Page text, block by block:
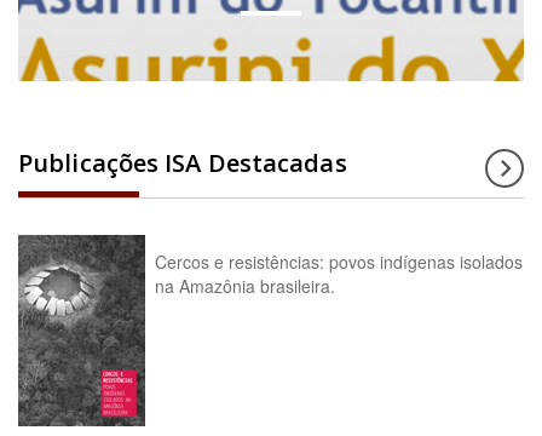
Publicações ISA Destacadas
Cercos e resistências: povos indígenas isolados
na Amazônia brasileira.